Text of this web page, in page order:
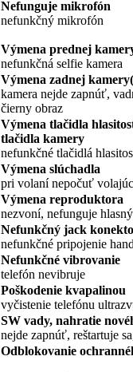
Nefunguje mikrofón
nefunkčný mikrofón
Výmena prednej
nefunkčná selfie kamera
Výmena zadnej
kamera nejde zapnúť,
čierny obraz
Výmena tlačidla
tlačidla kamery
nefunkčné tlačidlá
Výmena slúchadla
pri volaní nepočuť
Výmena reproduktora
nezvoní, nefunguje
Nefunkčný jack
nefunkčné pripojenie
Nefunkčné vibrovanie
telefón nevibruje
Poškodenie kvapalinou
vyčistenie telefónu
SW vady, nahratie
nejde zapnúť, reštartuje
Odblokovanie